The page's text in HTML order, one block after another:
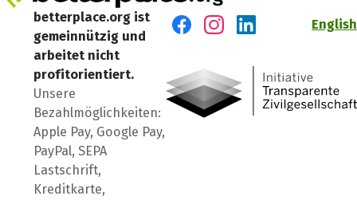
betterplace.org ist
gemeinnützig und
arbeitet nicht
profitorientiert.
Unsere
Bezahlmöglichkeiten:
Apple Pay, Google Pay,
PayPal, SEPA
Lastschrift,
Kreditkarte,
English